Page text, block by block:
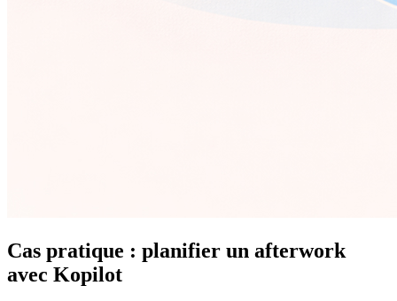
Cas pratique : planifier un afterwork
avec Kopilot